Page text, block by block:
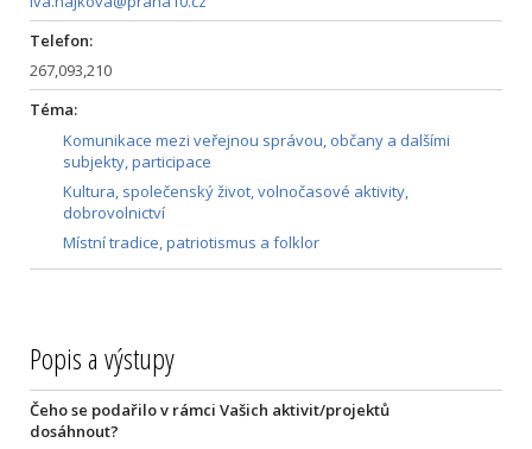
Telefon:
267,093,210
Téma:
Komunikace mezi veřejnou správou, občany a dalšími
subjekty, participace
Kultura, společenský život, volnočasové aktivity,
dobrovolnictví
Místní tradice, patriotismus a folklor
Popis a výstupy
Čeho se podařilo v rámci Vašich aktivit/projektů
dosáhnout?